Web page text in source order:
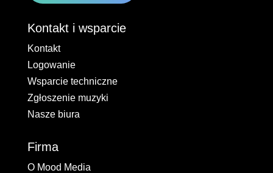
Kontakt i wsparcie
Kontakt
Logowanie
Wsparcie techniczne
Zgłoszenie muzyki
Nasze biura
Firma
O Mood Media